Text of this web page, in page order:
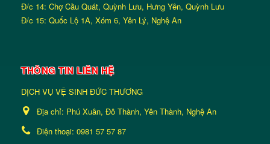
Đ/c 14: Chợ Cầu Quát, Quỳnh Lưu, Hưng Yên, Quỳnh Lưu
Đ/c 15: Quốc Lộ 1A, Xóm 6, Yên Lý, Nghệ An
THÔNG TIN LIÊN HỆ
DỊCH VỤ VỆ SINH ĐỨC THƯƠNG
Địa chỉ: Phú Xuân, Đô Thành, Yên Thành, Nghệ An
Điện thoại: 0981 57 57 87